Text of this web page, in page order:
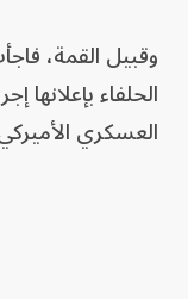
وقبيل القمة،
العسكري